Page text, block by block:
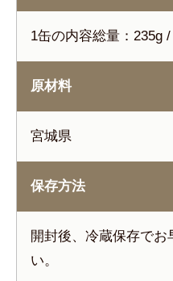
1缶の内容総量：235g
原材料
宮城県
保存方法
開封後、冷蔵保存でお
い。